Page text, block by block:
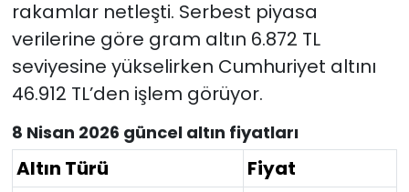
rakamlar netleşti. Serbest piyasa
verilerine göre gram altın 6.872 TL
seviyesine yükselirken Cumhuriyet altını
46.912 TL’den işlem görüyor.
8 Nisan 2026 güncel altın fiyatları
Altın Türü
Fiyat